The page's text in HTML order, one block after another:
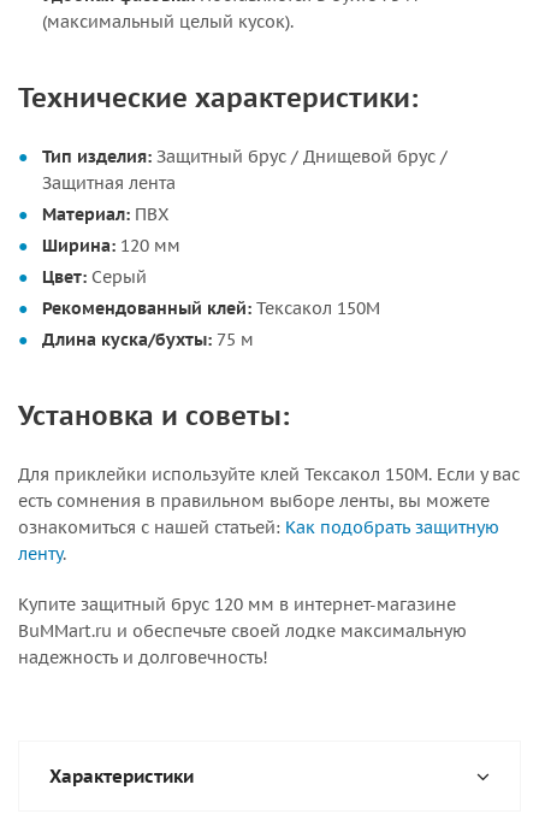
(максимальный целый кусок).
Технические характеристики:
Тип изделия: Защитный брус / Днищевой брус /
Защитная лента
Материал: ПВХ
Ширина: 120 мм
Цвет: Серый
Рекомендованный клей: Тексакол 150М
Длина куска/бухты: 75 м
Установка и советы:
Для приклейки используйте клей Тексакол 150М. Если у вас
есть сомнения в правильном выборе ленты, вы можете
ознакомиться с нашей статьей: Как подобрать защитную
ленту.
Купите защитный брус 120 мм в интернет-магазине
BuMMart.ru и обеспечьте своей лодке максимальную
надежность и долговечность!
Характеристики